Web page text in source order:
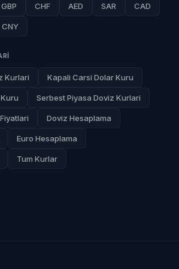
GBP CHF AED SAR CAD
CNY
Kurlari Kapali Carsi Dolar Kuru
Serbest Piyasa Doviz Kurlari
Doviz Hesaplama
Euro Hesaplama
Tum Kurlar